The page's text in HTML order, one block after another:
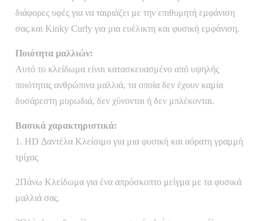
διάφορες υφές για να ταιριάζει με την επιθυμητή εμφάνιση
σας.και Kinky Curly για μια ευέλικτη και φυσική εμφάνιση.
Ποιότητα μαλλιών:
Αυτό το κλείδωμα είναι κατασκευασμένο από υψηλής
ποιότητας ανθρώπινα μαλλιά, τα οποία δεν έχουν καμία
δυσάρεστη μυρωδιά, δεν χύνονται ή δεν μπλέκονται.
Βασικά χαρακτηριστικά:
1. HD Δαντέλα Κλείσιμο για μια φυσική και αόρατη γραμμή
τρίχας
2Πάνω Κλείδωμα για ένα απρόσκοπτο μείγμα με τα φυσικά
μαλλιά σας.